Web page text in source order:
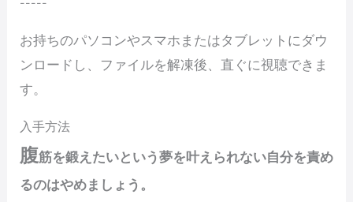
お持ちのパソコンやスマホまたはタブレットにダウ
ンロードし、ファイルを解凍後、直ぐに視聴できま
す。
入手方法
腹筋を鍛えたいという夢を叶えられない自分を責め
るのはやめましょう。